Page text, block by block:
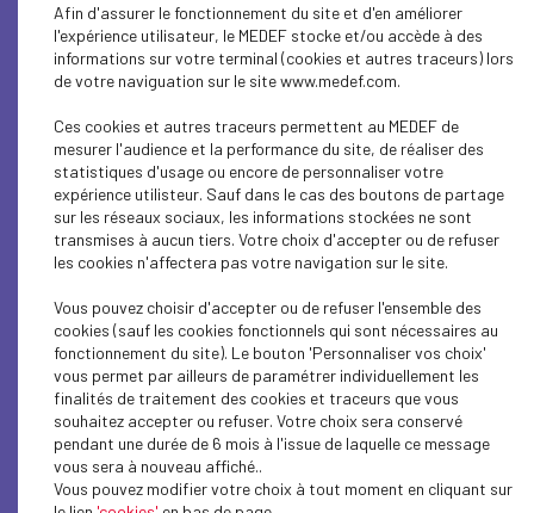
ECONOMY
ECONOMY
ECONOMY
SUSTAINABLE DEVELOPMENT
DIGITAL
MEDEF LIFE
DIGITAL
ECONOMY
Afin d'assurer le fonctionnement du site et d'en améliorer
l'expérience utilisateur, le MEDEF stocke et/ou accède à des
informations sur votre terminal (cookies et autres traceurs) lors
de votre naviguation sur le site www.medef.com.
Ces cookies et autres traceurs permettent au MEDEF de
mesurer l'audience et la performance du site, de réaliser des
statistiques d'usage ou encore de personnaliser votre
expérience utilisteur. Sauf dans le cas des boutons de partage
sur les réseaux sociaux, les informations stockées ne sont
transmises à aucun tiers. Votre choix d'accepter ou de refuser
les cookies n'affectera pas votre navigation sur le site.
Vous pouvez choisir d'accepter ou de refuser l'ensemble des
cookies (sauf les cookies fonctionnels qui sont nécessaires au
fonctionnement du site). Le bouton 'Personnaliser vos choix'
vous permet par ailleurs de paramétrer individuellement les
finalités de traitement des cookies et traceurs que vous
souhaitez accepter ou refuser. Votre choix sera conservé
pendant une durée de 6 mois à l'issue de laquelle ce message
vous sera à nouveau affiché..
Vous pouvez modifier votre choix à tout moment en cliquant sur